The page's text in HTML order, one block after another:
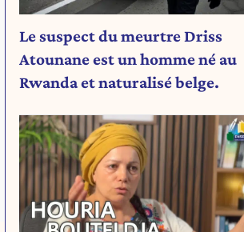
Le suspect du meurtre Driss
Atounane est un homme né au
Rwanda et naturalisé belge.